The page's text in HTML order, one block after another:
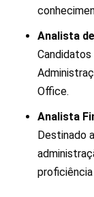
Analista
Office.
Analista
Destinado